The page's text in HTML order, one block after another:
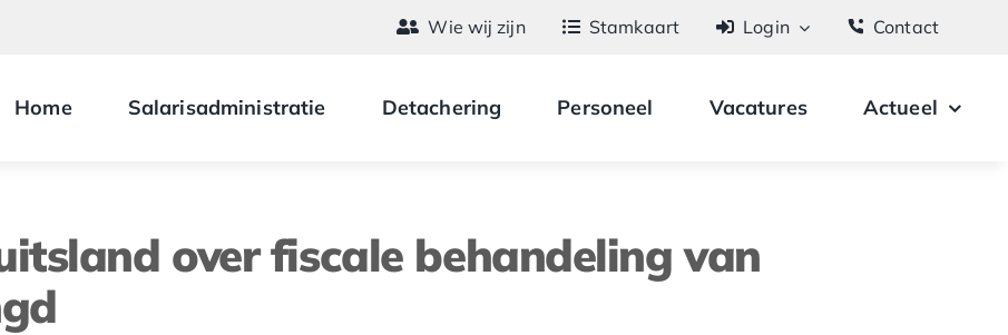
Wie wij zijn Stamkaart Login Contact
Home Salarisadministratie Detachering Personeel Vacatures Actueel
over fiscale behandeling van